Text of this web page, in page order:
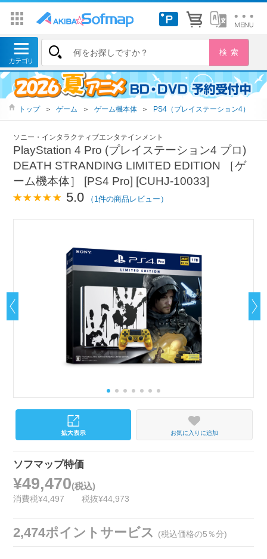
トップ ＞ ゲーム ＞ ゲーム機本体 ＞ PS4（プレイステーション4）
ソニー・インタラクティブエンタテインメント
PlayStation 4 Pro (プレイステーション4 プロ)
DEATH STRANDING LIMITED EDITION ［ゲ
ーム機本体］ [PS4 Pro] [CUHJ-10033]
5.0 （1件の商品レビュー）
お気に入りに追加
ソフマップ特価
¥49,470(税込)
消費税¥4,497 税抜¥44,973
2,474ポイントサービス (税込価格の5％分)